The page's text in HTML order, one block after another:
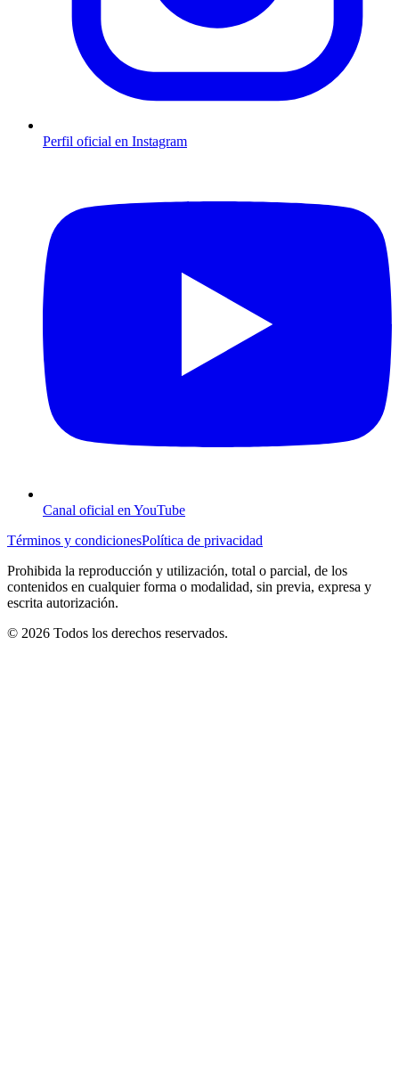
Perfil oficial en Instagram
Canal oficial en YouTube
Términos y condicionesPolítica de privacidad
Prohibida la reproducción y utilización, total o parcial, de los
contenidos en cualquier forma o modalidad, sin previa, expresa y
escrita autorización.
© 2026 Todos los derechos reservados.